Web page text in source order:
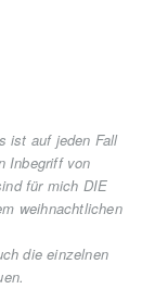
ist auf jeden Fall
Inbegriff von
für mich DIE
weihnachtlichen
die einzelnen